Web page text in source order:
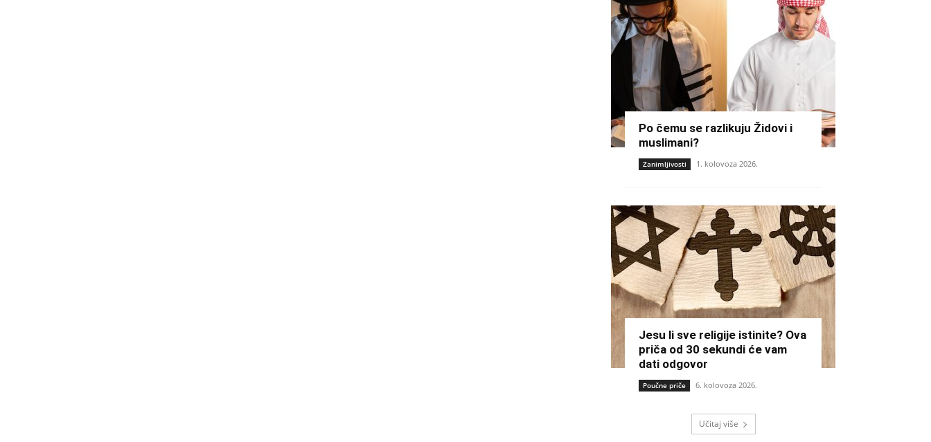
Po čemu se razlikuju Židovi i
muslimani?
Zanimljivosti 1. kolovoza 2026.
Jesu li sve religije istinite? Ova
priča od 30 sekundi će vam
dati odgovor
Poučne priče 6. kolovoza 2026.
Učitaj više